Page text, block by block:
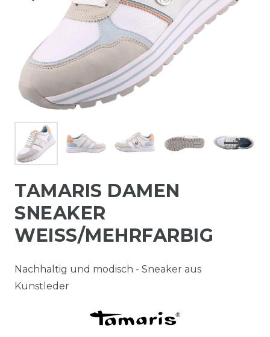
TAMARIS DAMEN
SNEAKER
WEISS/MEHRFARBIG
Nachhaltig und modisch - Sneaker aus
Kunstleder